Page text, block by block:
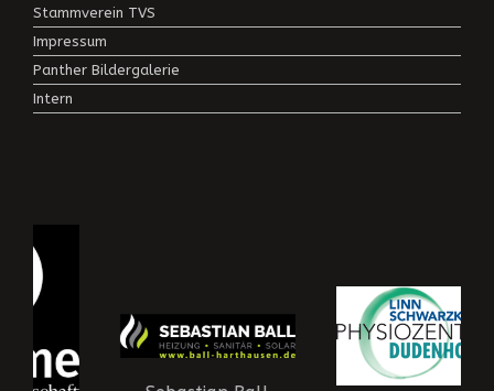
Stammverein TVS
Impressum
Panther Bildergalerie
Intern